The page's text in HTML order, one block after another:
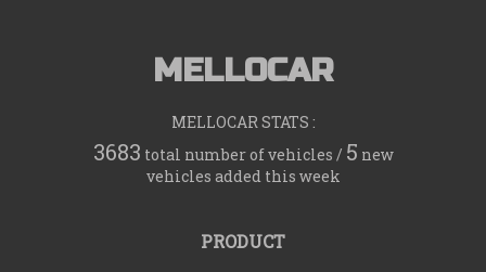
MELLOCAR
MELLOCAR STATS :
3683 total number of vehicles / 5 new
vehicles added this week
PRODUCT